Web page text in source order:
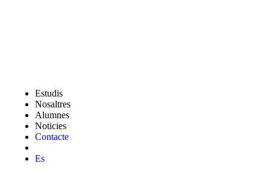
Estudis
Nosaltres
Alumnes
Noticies
Contacte
Es